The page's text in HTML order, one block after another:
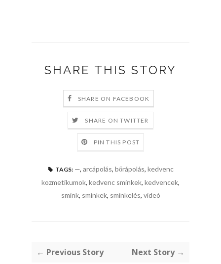
SHARE THIS STORY
SHARE ON FACEBOOK
SHARE ON TWITTER
PIN THIS POST
TAGS: —, arcápolás, bőrápolás, kedvenc
kozmetikumok, kedvenc sminkek, kedvencek,
smink, sminkek, sminkelés, videó
← Previous Story Next Story →